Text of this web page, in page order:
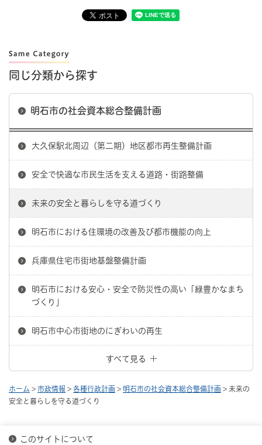
同じ分類から探す
明石市の社会資本総合整備計画
大久保駅北周辺（第二期）地区都市再生整備計画
安全で快適な市民生活を支える道路・街路整備
未来の安全と暮らしを守る道づくり
明石市における住環境の改善及び都市機能の向上
兵庫県住宅市街地基盤整備計画
明石市における安心・安全で防災性の高い「緑豊かなまち
づくり」
明石市中心市街地のにぎわいの再生
すべて見る
ホーム > 市政情報 > 各種行政計画 > 明石市の社会資本総合整備計画 > 未来の
安全と暮らしを守る道づくり
このサイトについて